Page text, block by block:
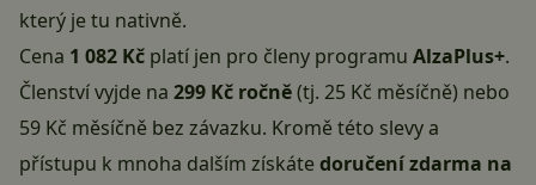
který je tu nativně.
Cena 1 082 Kč platí jen pro členy programu AlzaPlus+.
Členství vyjde na 299 Kč ročně(tj. 25 Kč měsíčně) nebo
59 Kč měsíčně bez závazku. Kromě této slevy a
přístupu k mnoha dalším získátedoručení zdarma na